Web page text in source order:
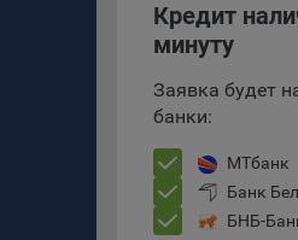
–
Кредит
минуту
Заявка будет
банки:
МТбанк
Банк
БНБ-